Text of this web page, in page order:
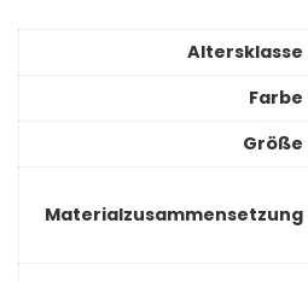
Altersklasse
Farbe
Größe
Materialzusammensetzung